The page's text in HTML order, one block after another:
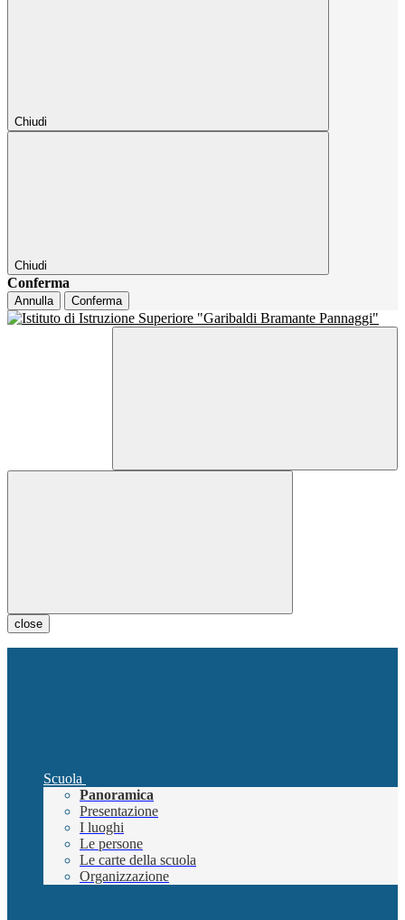
Chiudi
Chiudi
Conferma
Annulla Conferma
close
Scuola
Panoramica
Presentazione
I luoghi
Le persone
Le carte della scuola
Organizzazione